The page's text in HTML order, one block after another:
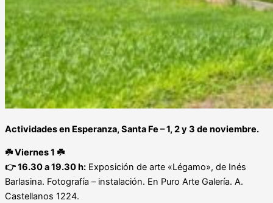
Actividades en Esperanza, Santa Fe – 1, 2 y 3 de noviembre.
☘️Viernes 1 ☘️
👉16.30 a 19.30 h: Exposición de arte «Légamo», de Inés
Barlasina. Fotografía – instalación. En Puro Arte Galería. A.
Castellanos 1224.